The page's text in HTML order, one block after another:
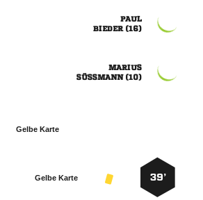

 

 
Gelbe Karte
39’
Gelbe Karte